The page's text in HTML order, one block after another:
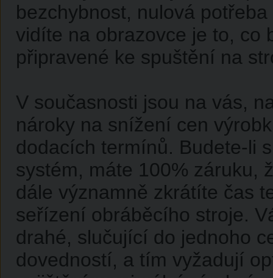
bezchybnost, nulová
vidíte na obrazovce je to, co
připravené ke spuštění na
V současnosti jsou na vás,
nároky na snížení cen
dodacích termínů. Budete-li
systém, máte 100% záruku,
dále významně zkrátíte čas
seřízení obráběcího stroje.
drahé, slučující do jednoho
dovedností, a tím vyžadují